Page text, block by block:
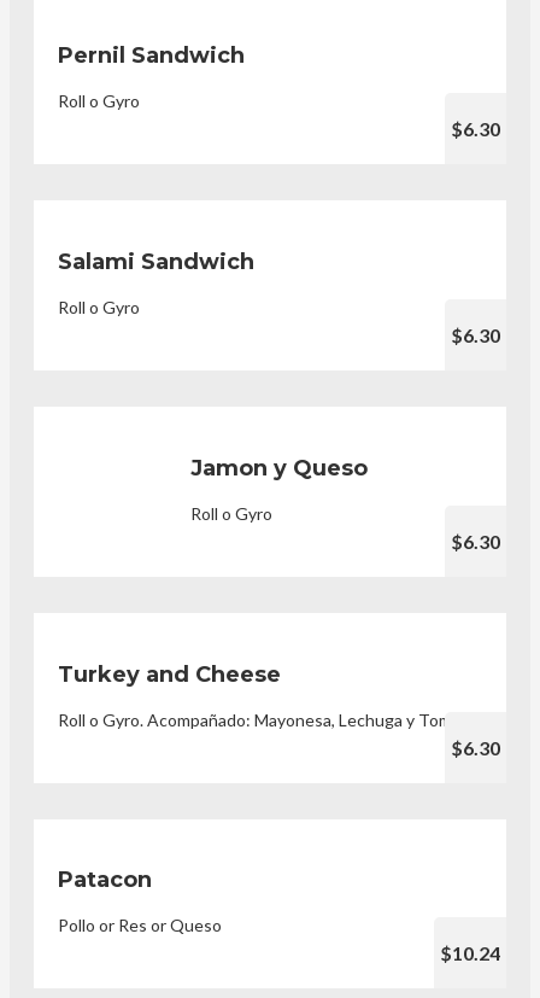
Pernil Sandwich
Roll o Gyro
$6.30
Salami Sandwich
Roll o Gyro
$6.30
Jamon y Queso
Roll o Gyro
$6.30
Turkey and Cheese
Roll o Gyro. Acompañado: Mayonesa, Lechuga y Tomate
$6.30
Patacon
Pollo or Res or Queso
$10.24